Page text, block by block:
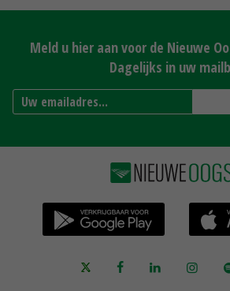
Meld u hier aan voor de Nieuwe
Dagelijks in uw